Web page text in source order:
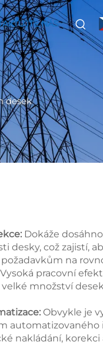
NÁS
desek
Dokáže
desky, což zajistí,
na
Vysoká pracovní
množství
Obvykle je
automatizovaného
nakládání, korekci